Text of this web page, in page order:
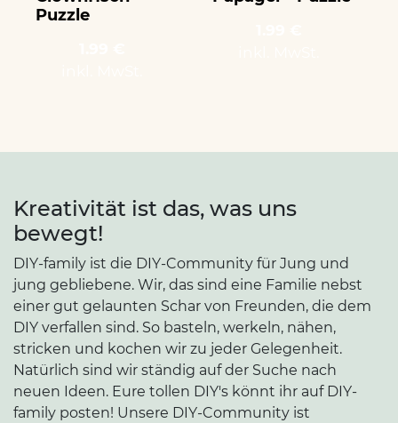
Puzzle
Kreativität ist das, was uns
bewegt!
DIY-family ist die DIY-Community für Jung und
jung gebliebene. Wir, das sind eine Familie nebst
einer gut gelaunten Schar von Freunden, die dem
DIY verfallen sind. So basteln, werkeln, nähen,
stricken und kochen wir zu jeder Gelegenheit.
Natürlich sind wir ständig auf der Suche nach
neuen Ideen. Eure tollen DIY's könnt ihr auf DIY-
family posten! Unsere DIY-Community ist